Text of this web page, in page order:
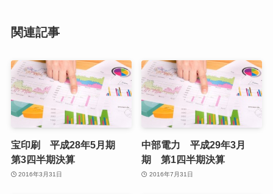
関連記事
宝印刷 平成28年5月期
第3四半期決算
2016年3月31日
中部電力 平成29年3月
期 第1四半期決算
2016年7月31日